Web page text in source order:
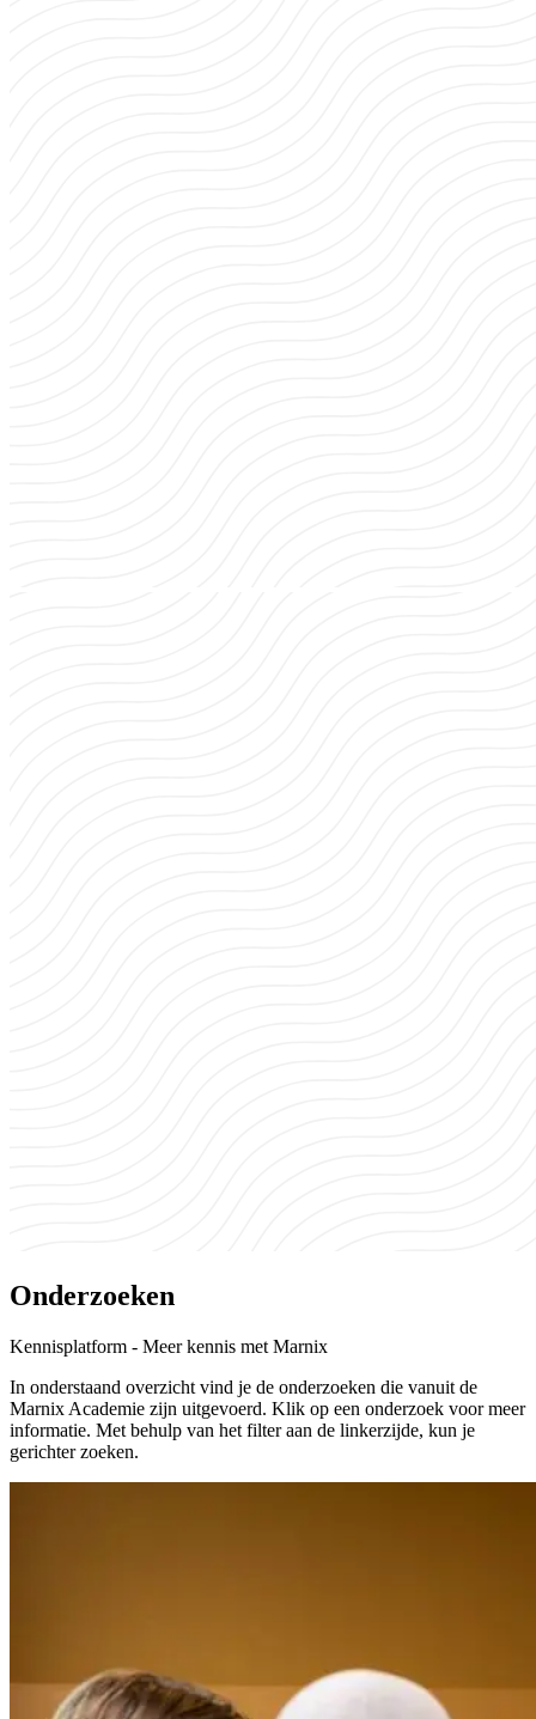
Onderzoeken
Kennisplatform - Meer kennis met Marnix
In onderstaand overzicht vind je de onderzoeken die vanuit de
Marnix Academie zijn uitgevoerd. Klik op een onderzoek voor meer
informatie. Met behulp van het filter aan de linkerzijde, kun je
gerichter zoeken.